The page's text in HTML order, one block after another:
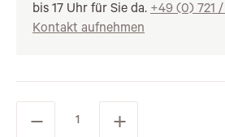
bis 17 Uhr für Sie da. +49 (0) 721
Kontakt aufnehmen